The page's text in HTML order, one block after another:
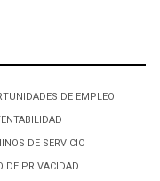
DE EMPLEO
DE SERVICIO
DE PRIVACIDAD